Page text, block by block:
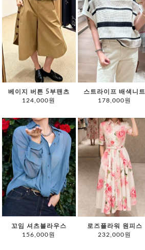
베이지 버튼 5부팬츠
124,000원
스트라이프 배색니트
178,000원
꼬임 셔츠블라우스
156,000원
로즈플라워 원피스
232,000원